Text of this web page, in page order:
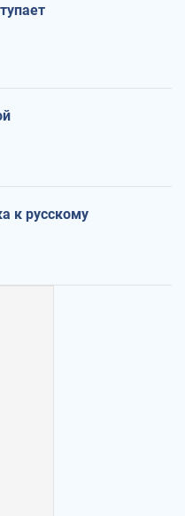
к русскому